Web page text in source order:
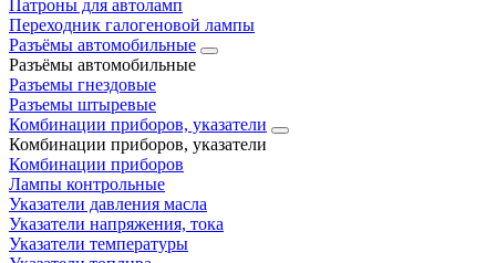
Патроны для автоламп
Переходник галогеновой лампы
Разъёмы автомобильные
Разъёмы автомобильные
Разъемы гнездовые
Разъемы штыревые
Комбинации приборов, указатели
Комбинации приборов, указатели
Комбинации приборов
Лампы контрольные
Указатели давления масла
Указатели напряжения, тока
Указатели температуры